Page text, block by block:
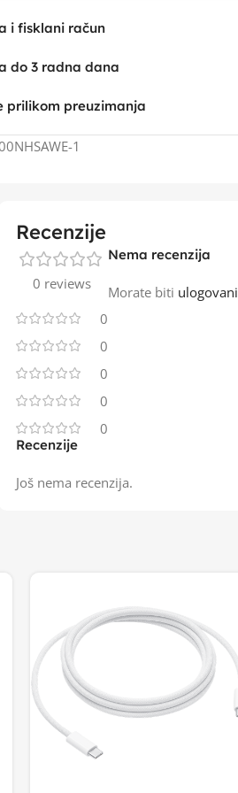
i fisklani račun
do 3 radna dana
prilikom preuzimanja
1
Recenzije
0 reviews
0
0
0
0
0
Recenzije
Još nema recenzija.
Nema recenzija
Morate biti ulogovani